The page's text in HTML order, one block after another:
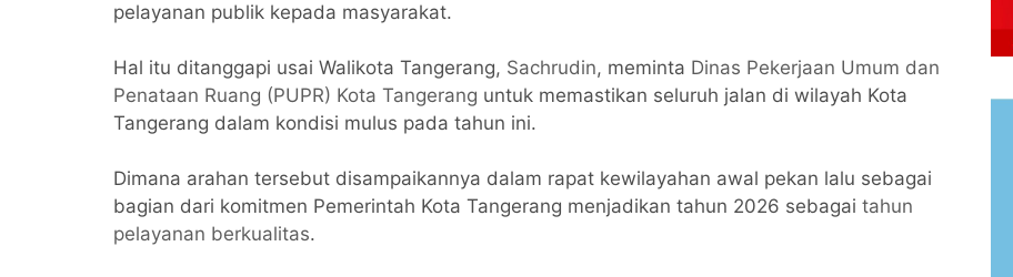
pelayanan publik kepada masyarakat.
Hal itu ditanggapi usai Walikota Tangerang, Sachrudin, meminta Dinas Pekerjaan Umum dan
Penataan Ruang (PUPR) Kota Tangerang untuk memastikan seluruh jalan di wilayah Kota
Tangerang dalam kondisi mulus pada tahun ini.
Dimana arahan tersebut disampaikannya dalam rapat kewilayahan awal pekan lalu sebagai
bagian dari komitmen Pemerintah Kota Tangerang menjadikan tahun 2026 sebagai tahun
pelayanan berkualitas.